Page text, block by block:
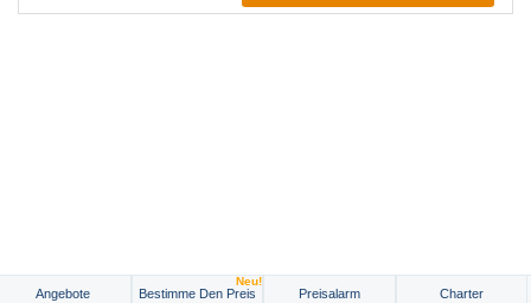
Angebote Bestimme Den Preis
Neu!
Preisalarm Charter